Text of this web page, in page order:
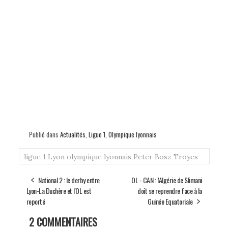
Publié dans Actualités, Ligue 1, Olympique lyonnais
ligue 1 Lyon olympique lyonnais Peter Bosz Troyes
National 2 : le derby entre
Lyon-La Duchère et l'OL est
reporté
OL - CAN : l'Algérie de Slimani
doit se reprendre face à la
Guinée Equatoriale
2 COMMENTAIRES